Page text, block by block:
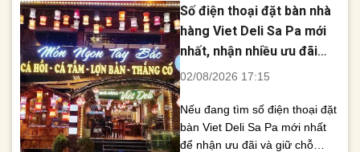
thông bị gián đoạn. Lực lượng
chức năng đã hỗ trợ người dân
di chuyển tài sản và theo dõi
mưa lớn cục bộ [...]
Số điện thoại đặt bàn nhà
hàng Viet Deli Sa Pa mới
nhất, nhận nhiều ưu đãi
hấp dẫn
02/08/2026 17:15
Nếu đang tìm số điện thoại đặt
bàn Viet Deli Sa Pa mới nhất
để nhận ưu đãi và giữ chỗ